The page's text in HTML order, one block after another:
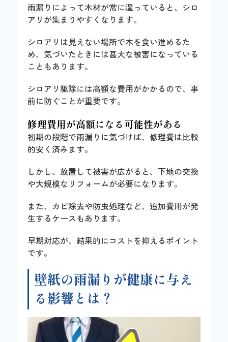
雨漏りによって木材が常に湿っていると、シロ
アリが集まりやすくなります。
シロアリは見えない場所で木を食い進めるた
め、気づいたときには甚大な被害になっている
こともあります。
シロアリ駆除には高額な費用がかかるので、事
前に防ぐことが重要です。
修理費用が高額になる可能性がある
初期の段階で雨漏りに気づけば、修理費は比較
的安く済みます。
しかし、放置して被害が広がると、下地の交換
や大規模なリフォームが必要になります。
また、カビ除去や防虫処理など、追加費用が発
生するケースもあります。
早期対応が、結果的にコストを抑えるポイント
です。
壁紙の雨漏りが健康に与え
る影響とは？